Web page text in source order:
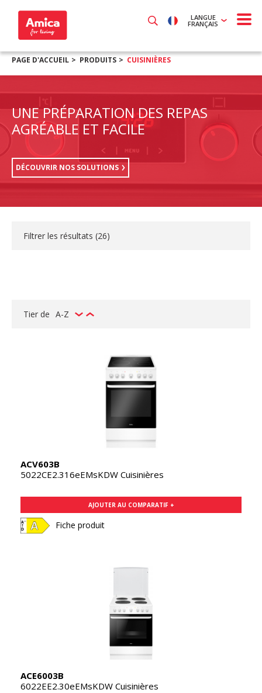
LANGUE
FRANÇAIS
PAGE D'ACCUEIL PRODUITS CUISINIÈRES
UNE PRÉPARATION DES REPAS
AGRÉABLE ET FACILE
DÉCOUVRIR NOS SOLUTIONS
Filtrer les résultats (26)
Tier de A-Z
ACV603B
5022CE2.316eEMsKDW Cuisinières
AJOUTER AU COMPARATIF +
Fiche produit
ACE6003B
6022EE2.30eEMsKDW Cuisinières